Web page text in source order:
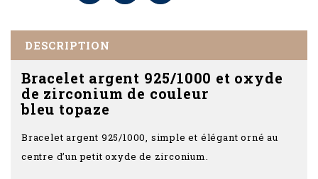
DESCRIPTION
Bracelet argent 925/1000 et oxyde
de zirconium de couleur
bleu topaze
Bracelet argent 925/1000, simple et élégant orné au
centre d’un petit oxyde de zirconium.